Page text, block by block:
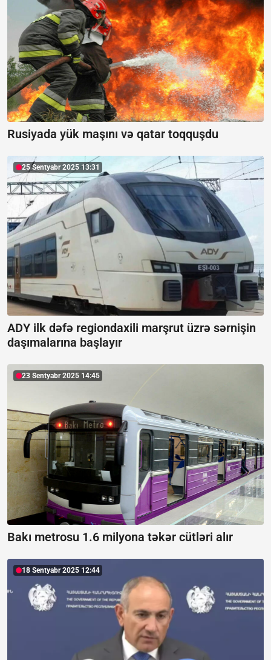
Rusiyada yük maşını və qatar toqquşdu
25 Sentyabr 2025 13:31
ADY ilk dəfə regiondaxili marşrut üzrə sərnişin
daşımalarına başlayır
23 Sentyabr 2025 14:45
Bakı metrosu 1.6 milyona təkər cütləri alır
18 Sentyabr 2025 12:44